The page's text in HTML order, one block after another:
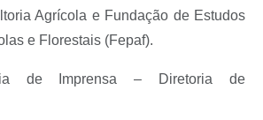
Agrícola e Fundação de Estudos
e Florestais (Fepaf).
de Imprensa – Diretoria de